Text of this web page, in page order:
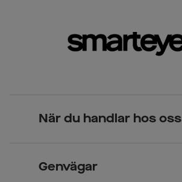
När du handlar hos oss
Genvägar